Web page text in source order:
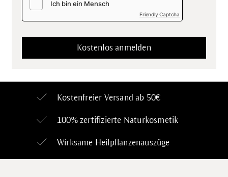
Friendly Captcha
Kostenfreier Versand ab 50€
100% zertifizierte Naturkosmetik
Wirksame Heilpflanzenauszüge